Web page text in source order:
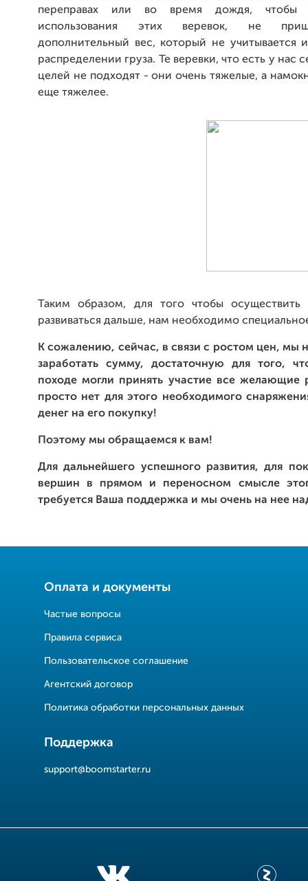
переправах или во время дождя, чтобы
использования этих веревок, не
дополнительный вес, который не учитывается
распределении груза. Те веревки, что есть у нас
целей не подходят - они очень тяжелые, а
еще тяжелее.
Таким образом, для того чтобы
развиваться дальше, нам необходимо
К сожалению, сейчас, в связи с ростом цен, мы
заработать сумму, достаточную для того,
походе могли принять участие все желающие
просто нет для этого необходимого
денег на его покупку!
Поэтому мы обращаемся к вам!
Для дальнейшего успешного развития, для
вершин в прямом и переносном смысле
требуется Ваша поддержка и мы очень на нее
Оплата и документы
Частые вопросы
Правила сервиса
Пользовательское соглашение
Агентский договор
Политика обработки персональных данных
Поддержка
support@boomstarter.ru